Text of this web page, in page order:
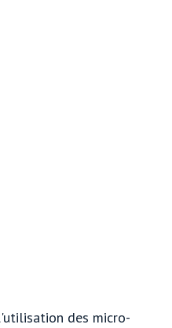
des micro-